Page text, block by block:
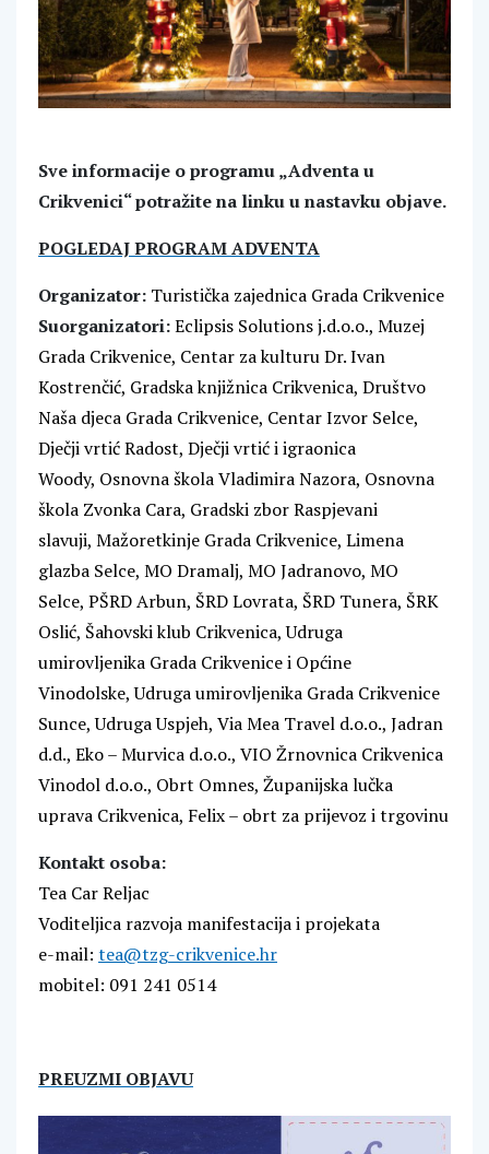
Sve informacije o programu „Adventa u
Crikvenici“ potražite na linku u nastavku objave.
POGLEDAJ PROGRAM ADVENTA
Organizator: Turistička zajednica Grada Crikvenice
Suorganizatori:Eclipsis Solutions j.d.o.o., Muzej
Grada Crikvenice, Centar za kulturu Dr. Ivan
Kostrenčić, Gradska knjižnica Crikvenica, Društvo
Naša djeca Grada Crikvenice, Centar Izvor Selce,
Dječji vrtić Radost, Dječji vrtić i igraonica
Woody, Osnovna škola Vladimira Nazora, Osnovna
škola Zvonka Cara, Gradski zbor Raspjevani
slavuji, Mažoretkinje Grada Crikvenice, Limena
glazba Selce, MO Dramalj, MO Jadranovo, MO
Selce, PŠRD Arbun, ŠRD Lovrata, ŠRD Tunera, ŠRK
Oslić, Šahovski klub Crikvenica, Udruga
umirovljenika Grada Crikvenice i Općine
Vinodolske, Udruga umirovljenika Grada Crikvenice
Sunce, Udruga Uspjeh, Via Mea Travel d.o.o., Jadran
d.d., Eko – Murvica d.o.o., VIO Žrnovnica Crikvenica
Vinodol d.o.o., Obrt Omnes, Županijska lučka
uprava Crikvenica, Felix – obrt za prijevoz i trgovinu
Kontakt osoba:
Tea Car Reljac
Voditeljica razvoja manifestacija i projekata
e-mail: tea@tzg-crikvenice.hr
mobitel: 091 241 0514
PREUZMI OBJAVU